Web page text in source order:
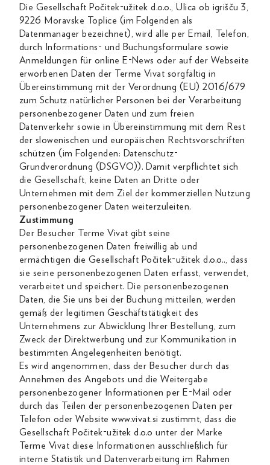
Die Gesellschaft Počitek-užitek d.o.o., Ulica ob igrišču 3,
9226 Moravske Toplice (im Folgenden als
Datenmanager bezeichnet), wird alle per Email, Telefon,
durch Informations- und Buchungsformulare sowie
Anmeldungen für online E-News oder auf der Webseite
erworbenen Daten der Terme Vivat sorgfältig in
Übereinstimmung mit der Verordnung (EU) 2016/679
zum Schutz natürlicher Personen bei der Verarbeitung
personenbezogener Daten und zum freien
Datenverkehr sowie in Übereinstimmung mit dem Rest
der slowenischen und europäischen Rechtsvorschriften
schützen (im Folgenden: Datenschutz-
Grundverordnung (DSGVO)). Damit verpflichtet sich
die Gesellschaft, keine Daten an Dritte oder
Unternehmen mit dem Ziel der kommerziellen Nutzung
personenbezogener Daten weiterzuleiten.
Zustimmung
Der Besucher Terme Vivat gibt seine
personenbezogenen Daten freiwillig ab und
ermächtigen die Gesellschaft Počitek-užitek d.o.o.., dass
sie seine personenbezogenen Daten erfasst, verwendet,
verarbeitet und speichert. Die personenbezogenen
Daten, die Sie uns bei der Buchung mitteilen, werden
gemäß der legitimen Geschäftstätigkeit des
Unternehmens zur Abwicklung Ihrer Bestellung, zum
Zweck der Direktwerbung und zur Kommunikation in
bestimmten Angelegenheiten benötigt.
Es wird angenommen, dass der Besucher durch das
Annehmen des Angebots und die Weitergabe
personenbezogener Informationen per E-Mail oder
durch das Teilen der personenbezogenen Daten per
Telefon oder Website www.vivat.si zustimmt, dass die
Gesellschaft Počitek-užitek d.o.o unter der Marke
Terme Vivat diese Informationen ausschließlich für
interne Statistik und Datenverarbeitung im Rahmen